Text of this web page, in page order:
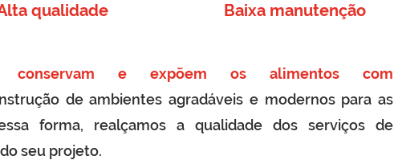
qualidade Baixa manutenção
conservam e expõem os alimentos com
de ambientes agradáveis e modernos para as
forma, realçamos a qualidade dos serviços de
seu projeto.